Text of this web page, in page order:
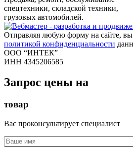
спецтехники, складской техники,
грузовых автомобилей.
Отправляя любую форму на сайте, вы
политикой конфиденциальности
ООО “ИНТЕК”
ИНН 4345206585
Запрос цены на
товар
Вас проконсультирует специалист